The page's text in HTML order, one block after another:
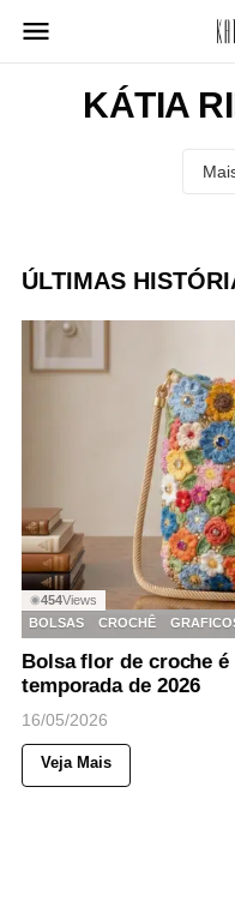
para
KÁTIA
ÚLTIMAS
◉454Views
BOLSAS
CROCHÊ
Bolsa flor de croche
temporada de 2026
16/05/2026
Veja Mais